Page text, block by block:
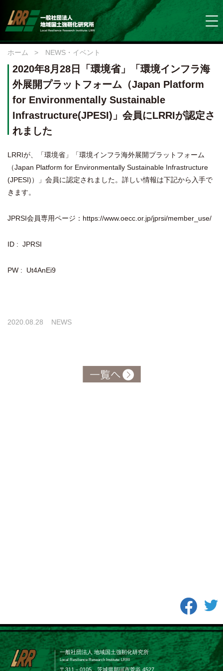
ホーム > NEWS・イベント
2020年8月28日「環境省」「環境インフラ海
外展開プラットフォーム（Japan Platform
for Environmentally Sustainable
Infrastructure(JPESI)」会員にLRRIが認定さ
れました
LRRIが、「環境省」「環境インフラ海外展開プラットフォーム
（Japan Platform for Environmentally Sustainable Infrastructure
(JPESI)）」会員に認定されました。詳しい情報は下記から入手で
きます。
JPRSI会員専用ページ： https://www.oecc.or.jp/jprsi/member_use/
ID : JPRSI
PW : Ut4AnEi9
2020.08.28 NEWS
一般社団法人 地域国土強靭化研究所
Local Resilience Research Institute: LRRI
〒311－0105 茨城県那珂市菅谷 4527